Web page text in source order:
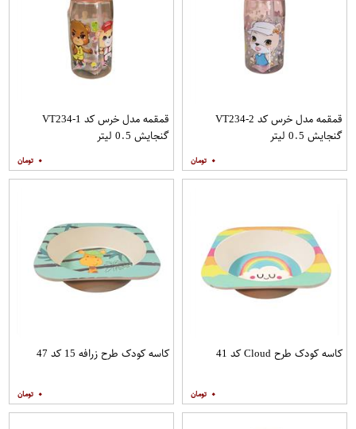
قمقمه مدل خرس کد VT234-2
گنجایش 0.5 لیتر
۰
قمقمه مدل خرس کد VT234-1
گنجایش 0.5 لیتر
۰
کاسه کودک طرح Cloud کد 41
۰
کاسه کودک طرح زرافه 15 کد 47
۰